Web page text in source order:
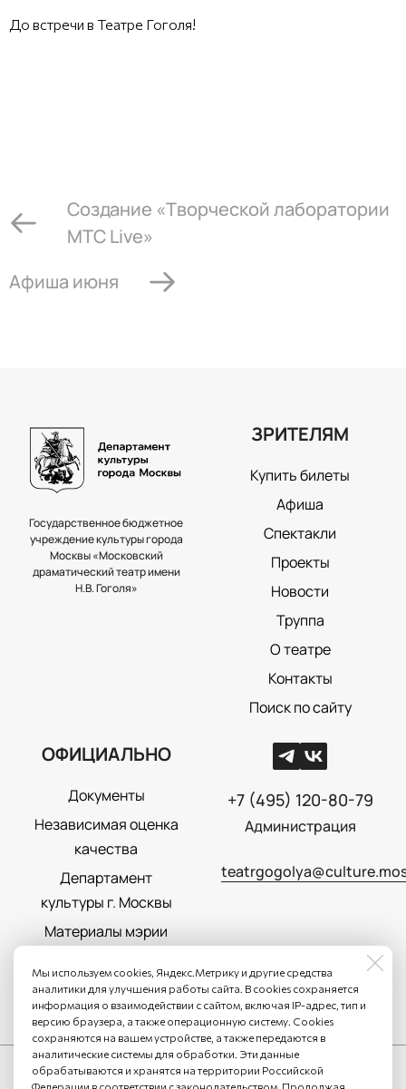
До встречи в Театре Гоголя!
Создание «Творческой лаборатории
МТС Live»
Афиша июня
Государственное бюджетное
учреждение культуры города
Москвы «Московский
драматический театр имени
Н.В. Гоголя»
ЗРИТЕЛЯМ
Купить билеты
Афиша
Спектакли
Проекты
Новости
Труппа
О театре
Контакты
Поиск по сайту
ОФИЦИАЛЬНО
Документы
Независимая оценка
качества
Департамент
культуры г. Москвы
Материалы мэрии
Политика
конфиденциальности
+7 (495) 120-80-79
Администрация
Мы используем cookies, Яндекс.Метрику и другие средства
аналитики для улучшения работы сайта. В cookies сохраняется
информация о взаимодействии с сайтом, включая IP-адрес, тип и
версию браузера, а также операционную систему. Cookies
сохраняются на вашем устройстве, а также передаются в
аналитические системы для обработки. Эти данные
обрабатываются и хранятся на территории Российской
Федерации в соответствии с законодательством. Продолжая